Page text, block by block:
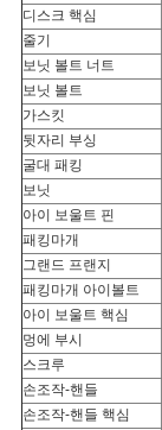
디스크 핵심
줄기
보닛 볼트 너트
보닛 볼트
가스킷
뒷자리 부싱
굴대 패킹
보닛
아이 보울트 핀
패킹마개
그랜드 프랜지
패킹마개 아이볼트
아이 보울트 핵심
멍에 부시
스크루
손조작-핸들
손조작-핸들 핵심